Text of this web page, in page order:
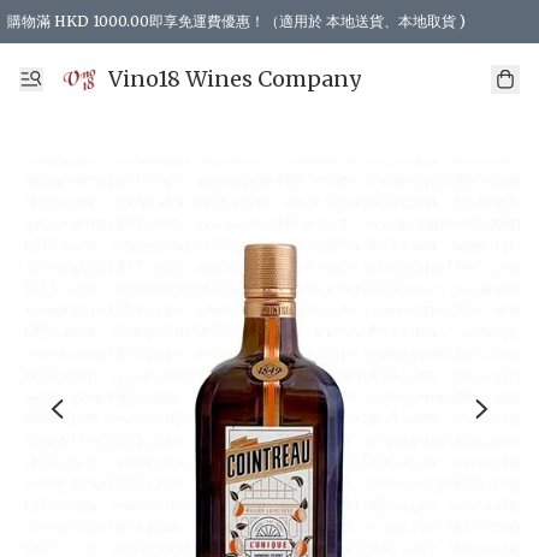
購物滿 HKD 1000.00即享免運費優惠！（適用於 本地送貨、本地取貨 )
Vino18 Wines Company